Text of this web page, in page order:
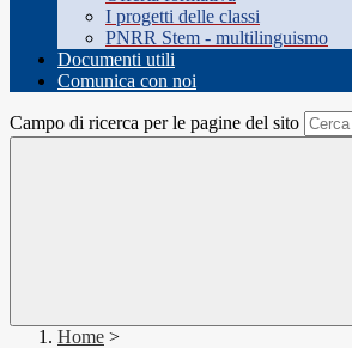
I progetti delle classi
PNRR Stem - multilinguismo
Documenti utili
Comunica con noi
Campo di ricerca per le pagine del sito
Home >